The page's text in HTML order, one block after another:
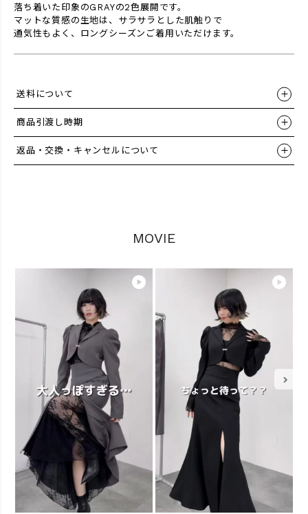
落ち着いた印象のGRAYの2色展開です。
マットな質感の生地は、サラサラとした肌触りで
通気性もよく、ロングシーズンご着用いただけます。
送料について
商品引渡し時期
返品・交換・キャンセルについて
MOVIE